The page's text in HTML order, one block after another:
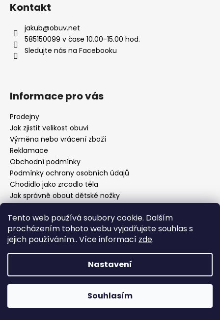
Tento web používá soubory cookie. Dalším
procházením tohoto webu vyjadřujete souhlas s
jejich používáním.. Více informací zde.
Nastavení
Souhlasím
Kontakt
jakub@obuv.net
585150099 v čase 10.00-15.00 hod.
Sledujte nás na Facebooku
Informace pro vás
Prodejny
Jak zjistit velikost obuvi
Výměna nebo vrácení zboží
Reklamace
Obchodní podmínky
Podmínky ochrany osobních údajů
Chodidlo jako zrcadlo těla
Jak správně obout dětské nožky
Facebook